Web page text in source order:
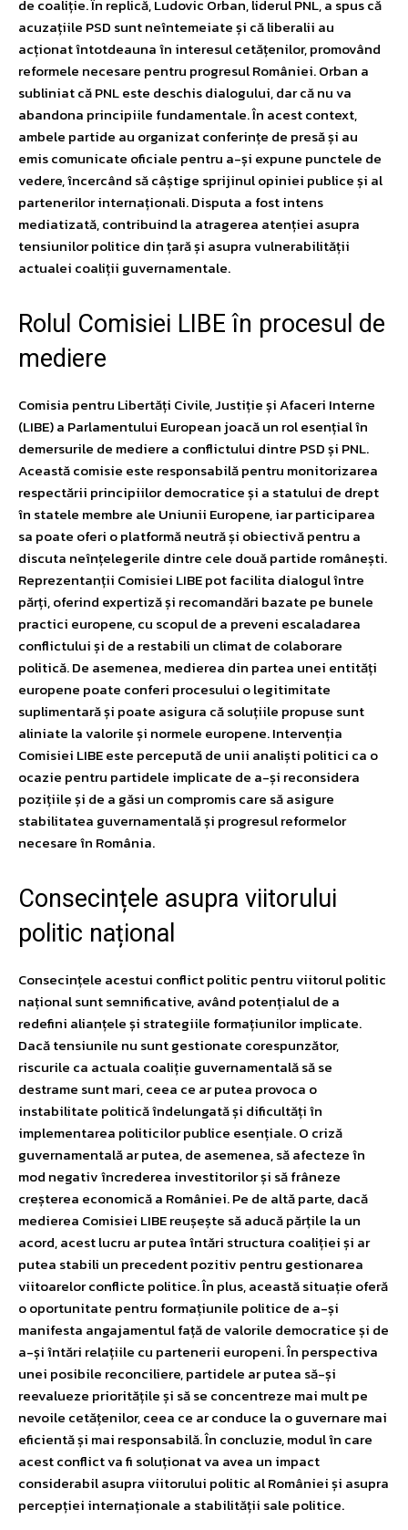
de coaliție. În replică, Ludovic Orban, liderul PNL, a spus că
acuzațiile PSD sunt neîntemeiate și că liberalii au
acționat întotdeauna în interesul cetățenilor, promovând
reformele necesare pentru progresul României. Orban a
subliniat că PNL este deschis dialogului, dar că nu va
abandona principiile fundamentale. În acest context,
ambele partide au organizat conferințe de presă și au
emis comunicate oficiale pentru a-și expune punctele de
vedere, încercând să câștige sprijinul opiniei publice și al
partenerilor internaționali. Disputa a fost intens
mediatizată, contribuind la atragerea atenției asupra
tensiunilor politice din țară și asupra vulnerabilității
actualei coaliții guvernamentale.
Rolul Comisiei LIBE în procesul de
mediere
Comisia pentru Libertăți Civile, Justiție și Afaceri Interne
(LIBE) a Parlamentului European joacă un rol esențial în
demersurile de mediere a conflictului dintre PSD și PNL.
Această comisie este responsabilă pentru monitorizarea
respectării principiilor democratice și a statului de drept
în statele membre ale Uniunii Europene, iar participarea
sa poate oferi o platformă neutră și obiectivă pentru a
discuta neînțelegerile dintre cele două partide românești.
Reprezentanții Comisiei LIBE pot facilita dialogul între
părți, oferind expertiză și recomandări bazate pe bunele
practici europene, cu scopul de a preveni escaladarea
conflictului și de a restabili un climat de colaborare
politică. De asemenea, medierea din partea unei entități
europene poate conferi procesului o legitimitate
suplimentară și poate asigura că soluțiile propuse sunt
aliniate la valorile și normele europene. Intervenția
Comisiei LIBE este percepută de unii analiști politici ca o
ocazie pentru partidele implicate de a-și reconsidera
pozițiile și de a găsi un compromis care să asigure
stabilitatea guvernamentală și progresul reformelor
necesare în România.
Consecințele asupra viitorului
politic național
Consecințele acestui conflict politic pentru viitorul politic
național sunt semnificative, având potențialul de a
redefini alianțele și strategiile formațiunilor implicate.
Dacă tensiunile nu sunt gestionate corespunzător,
riscurile ca actuala coaliție guvernamentală să se
destrame sunt mari, ceea ce ar putea provoca o
instabilitate politică îndelungată și dificultăți în
implementarea politicilor publice esențiale. O criză
guvernamentală ar putea, de asemenea, să afecteze în
mod negativ încrederea investitorilor și să frâneze
creșterea economică a României. Pe de altă parte, dacă
medierea Comisiei LIBE reușește să aducă părțile la un
acord, acest lucru ar putea întări structura coaliției și ar
putea stabili un precedent pozitiv pentru gestionarea
viitoarelor conflicte politice. În plus, această situație oferă
o oportunitate pentru formațiunile politice de a-și
manifesta angajamentul față de valorile democratice și de
a-și întări relațiile cu partenerii europeni. În perspectiva
unei posibile reconciliere, partidele ar putea să-și
reevalueze prioritățile și să se concentreze mai mult pe
nevoile cetățenilor, ceea ce ar conduce la o guvernare mai
eficientă și mai responsabilă. În concluzie, modul în care
acest conflict va fi soluționat va avea un impact
considerabil asupra viitorului politic al României și asupra
percepției internaționale a stabilității sale politice.